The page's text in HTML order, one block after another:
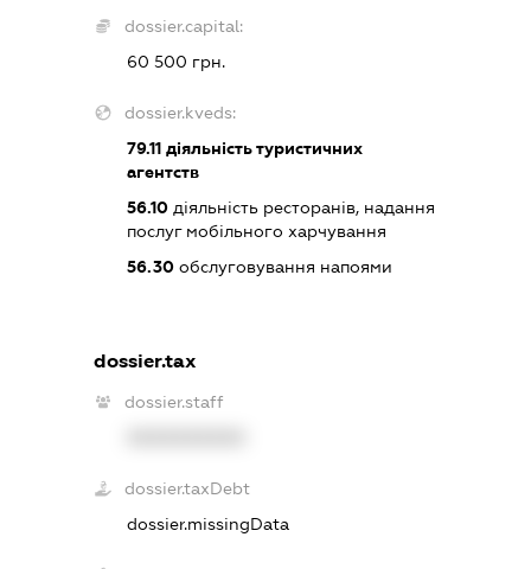
dossier.capital:
60 500 грн.
dossier.kveds:
79.11 діяльність туристичних
агентств
56.10 діяльність ресторанів, надання
послуг мобільного харчування
56.30 обслуговування напоями
dossier.tax
dossier.staff
dossier.taxDebt
dossier.missingData